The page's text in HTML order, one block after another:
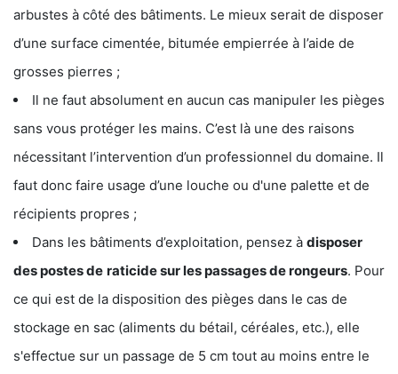
arbustes à côté des bâtiments. Le mieux serait de disposer
d’une surface cimentée, bitumée empierrée à l’aide de
grosses pierres ;
Il ne faut absolument en aucun cas manipuler les pièges
sans vous protéger les mains. C’est là une des raisons
nécessitant l’intervention d’un professionnel du domaine. Il
faut donc faire usage d’une louche ou d'une palette et de
récipients propres ;
Dans les bâtiments d’exploitation, pensez à disposer
des postes de raticide sur les passages de rongeurs. Pour
ce qui est de la disposition des pièges dans le cas de
stockage en sac (aliments du bétail, céréales, etc.), elle
s'effectue sur un passage de 5 cm tout au moins entre le